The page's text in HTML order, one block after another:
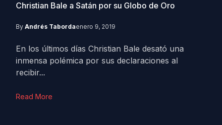
Christian Bale a Satán por su Globo de Oro
By Andrés Tabordaenero 9, 2019
En los últimos días Christian Bale desató una
inmensa polémica por sus declaraciones al
recibir...
Read More